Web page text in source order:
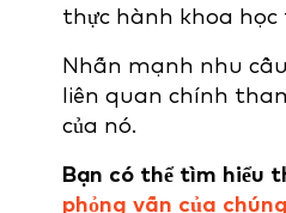
thực hành khoa học
Nhấn mạnh nhu
liên quan chính
của nó.
Bạn có thể tìm hiểu
phỏng vấn của